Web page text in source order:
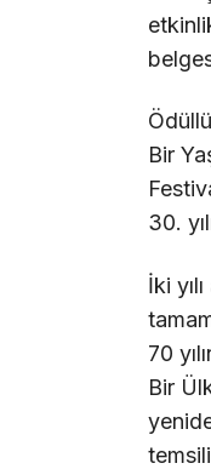
Bir
30.
İki
70
Bir